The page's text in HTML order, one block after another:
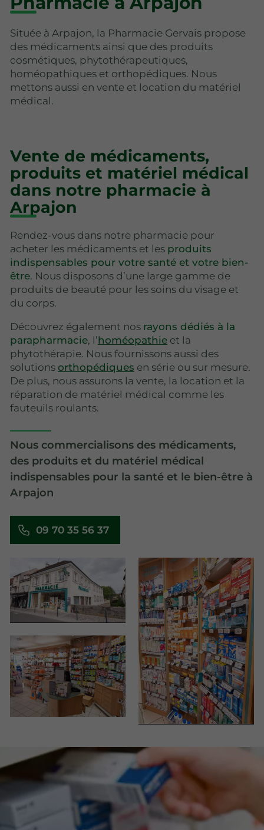
Située à Arpajon, la Pharmacie Gervais propose
des médicaments ainsi que des produits
cosmétiques, phytothérapeutiques,
homéopathiques et orthopédiques. Nous
mettons aussi en vente et location du matériel
médical.
Vente de médicaments,
produits et matériel médical
dans notre pharmacie à
Arpajon
Rendez-vous dans notre pharmacie pour
acheter les médicaments et les produits
indispensables pour votre santé et votre bien-
être. Nous disposons d’une large gamme de
produits de beauté pour les soins du visage et
du corps.
Découvrez également nos rayons dédiés à la
parapharmacie, l’homéopathie et la
phytothérapie. Nous fournissons aussi des
solutions orthopédiques en série ou sur mesure.
De plus, nous assurons la vente, la location et la
réparation de matériel médical comme les
fauteuils roulants.
Nous commercialisons des médicaments,
des produits et du matériel médical
indispensables pour la santé et le bien-être à
Arpajon
09 70 35 56 37